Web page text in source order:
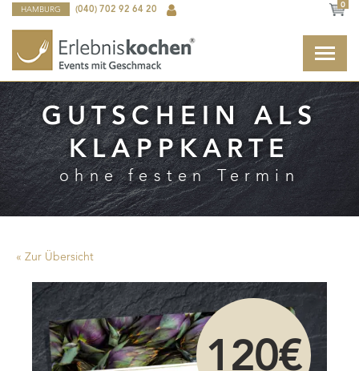
HAMBURG (040) 702 92 64 20
0
GUTSCHEIN ALS
KLAPPKARTE
ohne festen Termin
« Zur Übersicht
120€